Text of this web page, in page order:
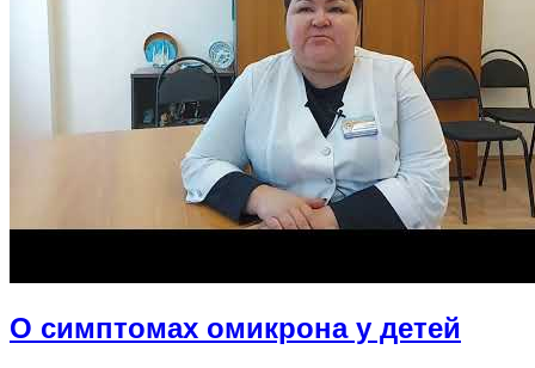
О симптомах омикрона у детей